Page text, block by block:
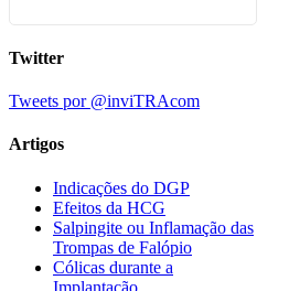
Twitter
Tweets por @inviTRAcom
Artigos
Indicações do DGP
Efeitos da HCG
Salpingite ou Inflamação das
Trompas de Falópio
Cólicas durante a
Implantação